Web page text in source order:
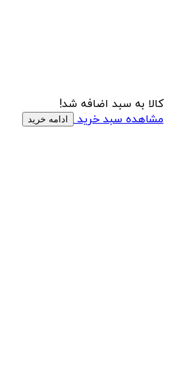
کالا به سبد اضافه شد!
مشاهده سبد خرید
ادامه خرید